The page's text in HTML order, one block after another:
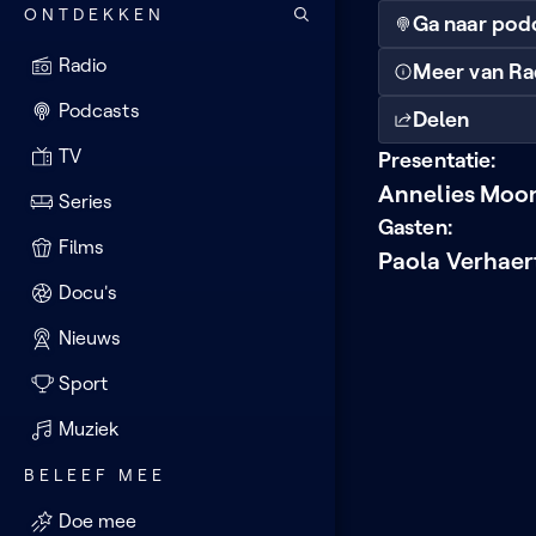
ONTDEKKEN
Radio
Podcasts
TV
Series
Films
Docu's
Nieuws
Sport
Muziek
BELEEF MEE
Doe mee
Ga naar
Meer van
Delen
Presentatie:
Annelies
Gasten:
Paola